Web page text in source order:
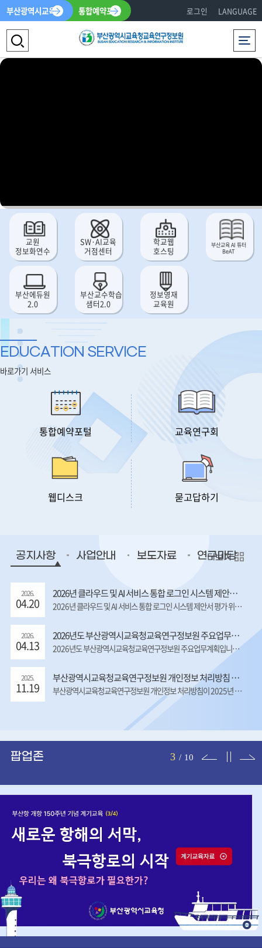
부산광역시교육청 통합예약포털 로그인 LANGUAGE
전체메뉴
색
교원
정보화연수
SW·AI교육
거점센터
학교웹
호스팅
부산교육 AI 튜터
BeAT
부산에듀원
2.0
부산교수학습
샘터2.0
정보영재
교육원
EDUCATION SERVICE
바로가기 서비스
통합예약포털 교육연구회
웹디스크 묻고답하기
공지사항
2026년 클라우드 및 AI 서비스 통합 로그인 시스템 제안서 평가 위원 모집 공고
2026년 클라우드 및 AI 서비스 통합 로그인 시스템 제안서 평가 위원을 [붙임]과 같이 모집하고자 하오니, 관심있는 분들께서는 신청해주시기 바랍니다.
2026.
04.20
2026년도 부산광역시교육청교육연구정보원 주요업무계획
2026년도 부산광역시교육청교육연구정보원 주요업무계획입니다. 업무에 참고하시기 바랍니다.
2026.
04.13
부산광역시교육청교육연구정보원 개인정보 처리방침 개정 안내
부산광역시교육청교육연구정보원 개인정보 처리방침이 2025년 11월 20일자로 개정됨을 안내드립니다. ○ 시행일: 2025년 11월 20일 ○ 주요 개정 내용 - 개인정보 처리 시 정보주체의 동의 없이 처리하는 개인정보파일, 정보주체의 동의를 받아 처리하는 개인정보파일 공개 - '개인정보파일 등록 현황', '만14세 미만 아동의 개인정보 처리' 조항 신설 - 개인정보 열람 등 조치에 대한 이의 신청 절차 안내 - 개인정보 열람, 정정·삭제, 처리정지 청구 시 처리 절차도 추가 - 개인정보 열람청구를 접수·처리부서의 연락처 안내 ※ 자세한 내용은 첨부파일을 확인하시기 바랍니다.
2025.
11.19
더보기
사업안내 보도자료 연구마당
팝업존
3 / 10